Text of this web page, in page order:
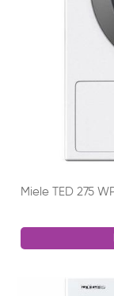
Miele TED 275